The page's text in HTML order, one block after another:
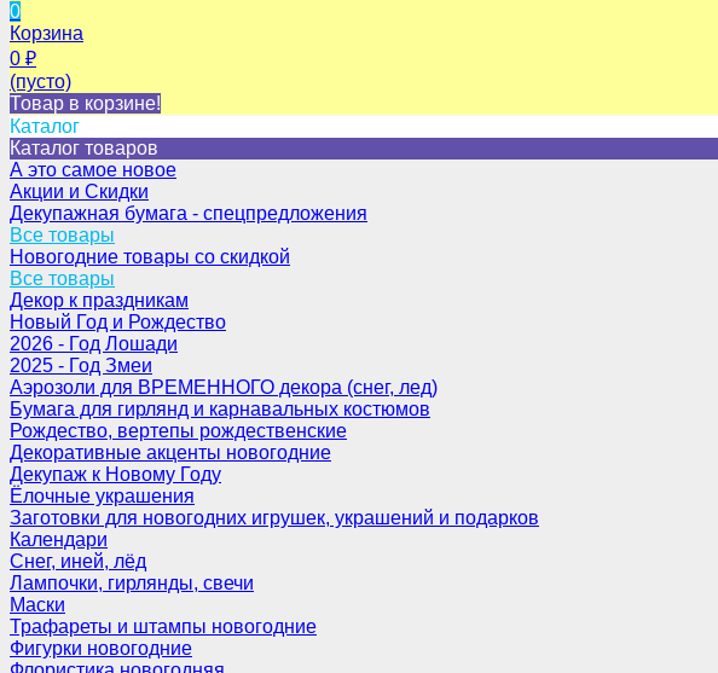
0
Корзина
0 ₽
(пусто)
Товар в корзине!
Каталог
Каталог товаров
А это самое новое
Акции и Скидки
Декупажная бумага - спецпредложения
Все товары
Новогодние товары со скидкой
Все товары
Декор к праздникам
Новый Год и Рождество
2026 - Год Лошади
2025 - Год Змеи
Аэрозоли для ВРЕМЕННОГО декора (снег, лед)
Бумага для гирлянд и карнавальных костюмов
Рождество, вертепы рождественские
Декоративные акценты новогодние
Декупаж к Новому Году
Ёлочные украшения
Заготовки для новогодних игрушек, украшений и подарков
Календари
Снег, иней, лёд
Лампочки, гирлянды, свечи
Маски
Трафареты и штампы новогодние
Фигурки новогодние